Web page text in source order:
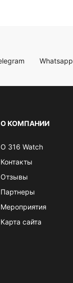
Whatsapp
О КОМПАНИИ
О 316 Watch
Контакты
Отзывы
Партнеры
Мероприятия
Карта сайта